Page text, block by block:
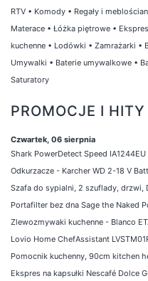
RTV • Komody • Regały i
Materace • Łóżka piętrowe •
kuchenne • Lodówki • Zamrażarki •
Umywalki • Baterie umywalkowe •
Saturatory
PROMOCJE I
Czwartek, 06 sierpnia
Shark PowerDetect Speed
Odkurzacze - Karcher WD 2-18 V
Szafa do sypialni, 2 szuflady, drzwi,
Portafilter bez dna Sage the Naked
Zlewozmywaki kuchenne - Blanco
Lovio Home ChefAssistant
Pomocnik kuchenny, 90cm kitchen
Ekspres na kapsułki Nescafé Dolce